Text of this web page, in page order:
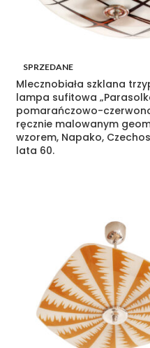
SPRZEDANE
Mlecznobiała szklana
lampa sufitowa
pomarańczowo-
ręcznie malowanym
wzorem, Napako,
lata 60.